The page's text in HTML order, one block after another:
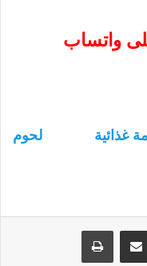
واتساب
غذائية
لحوم